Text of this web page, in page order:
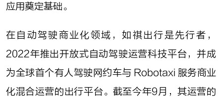
应用奠定基础。
在自动驾驶商业化领域，如祺出行是先行者，
2022年推出开放式自动驾驶运营科技平台，并成
为全球首个有人驾驶网约车与 Robotaxi 服务商业
化混合运营的出行平台。截至今年9月，其运营的